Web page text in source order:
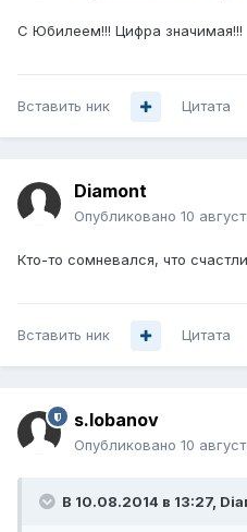
С Юбилеем!!! Цифра значимая!!!
Вставить ник Цитата
Diamont
Опубликовано 10
Кто-то сомневался, что
Вставить ник Цитата
s.lobanov
Опубликовано 10
В 10.08.2014 в 13:27,